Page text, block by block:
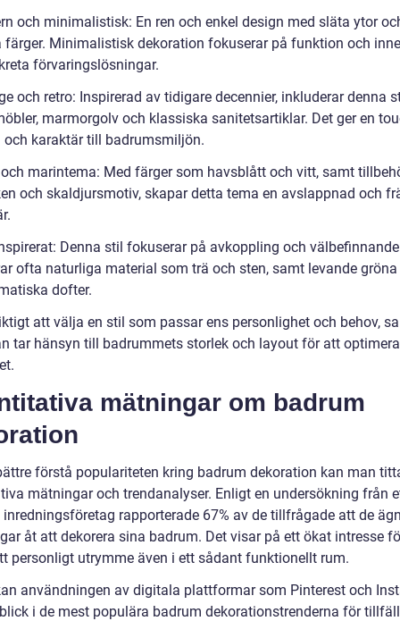
och minimalistisk: En ren och enkel design med släta ytor
färger. Minimalistisk dekoration fokuserar på funktion och
förvaringslösningar.
och retro: Inspirerad av tidigare decennier, inkluderar denna
marmorgolv och klassiska sanitetsartiklar. Det ger en
och karaktär till badrumsmiljön.
marintema: Med färger som havsblått och vitt, samt
och skaldjursmotiv, skapar detta tema en avslappnad och
Denna stil fokuserar på avkoppling och
ofta naturliga material som trä och sten, samt levande
dofter.
att välja en stil som passar ens personlighet och behov,
tar hänsyn till badrummets storlek och layout för att optimera
mätningar om badrum
förstå populariteten kring badrum dekoration kan man
mätningar och trendanalyser. Enligt en undersökning från
inredningsföretag rapporterade 67% av de tillfrågade att de
åt att dekorera sina badrum. Det visar på ett ökat intresse
personligt utrymme även i ett sådant funktionellt rum.
användningen av digitala plattformar som Pinterest och
i de mest populära badrum dekorationstrenderna för